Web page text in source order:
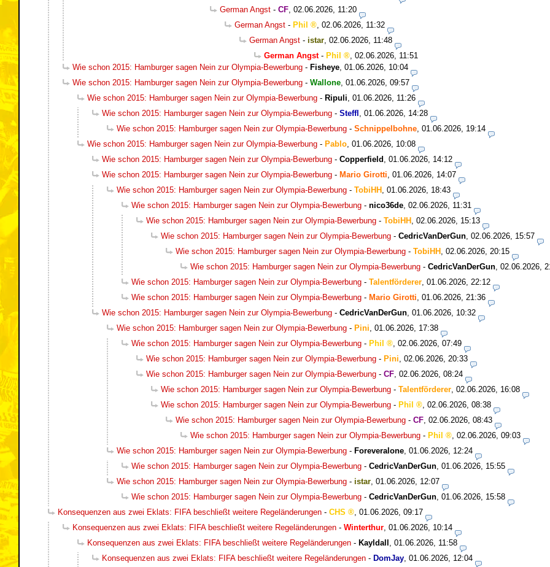
German Angst - CF, 02.06.2026, 11:20
German Angst - Phil , 02.06.2026, 11:32
German Angst - istar, 02.06.2026, 11:48
German Angst- Phil , 02.06.2026, 11:51
Wie schon 2015: Hamburger sagen Nein zur Olympia-Bewerbung - Fisheye, 01.06.2026, 10:04
Wie schon 2015: Hamburger sagen Nein zur Olympia-Bewerbung - Wallone, 01.06.2026, 09:57
Wie schon 2015: Hamburger sagen Nein zur Olympia-Bewerbung - Ripuli, 01.06.2026, 11:26
Wie schon 2015: Hamburger sagen Nein zur Olympia-Bewerbung - Steffl , 01.06.2026, 14:28
Wie schon 2015: Hamburger sagen Nein zur Olympia-Bewerbung - Schnippelbohne, 01.06.2026, 19:14
Wie schon 2015: Hamburger sagen Nein zur Olympia-Bewerbung - Pablo, 01.06.2026, 10:08
Wie schon 2015: Hamburger sagen Nein zur Olympia-Bewerbung - Copperfield , 01.06.2026, 14:12
Wie schon 2015: Hamburger sagen Nein zur Olympia-Bewerbung - Mario Girotti, 01.06.2026, 14:07
Wie schon 2015: Hamburger sagen Nein zur Olympia-Bewerbung - TobiHH , 01.06.2026, 18:43
Wie schon 2015: Hamburger sagen Nein zur Olympia-Bewerbung - nico36de, 02.06.2026, 11:31
Wie schon 2015: Hamburger sagen Nein zur Olympia-Bewerbung - TobiHH , 02.06.2026, 15:13
Wie schon 2015: Hamburger sagen Nein zur Olympia-Bewerbung - CedricVanDerGun, 02.06.2026, 15:57
Wie schon 2015: Hamburger sagen Nein zur Olympia-Bewerbung - TobiHH , 02.06.2026, 20:15
Wie schon 2015: Hamburger sagen Nein zur Olympia-Bewerbung - CedricVanDerGun, 02.06.2026,
Wie schon 2015: Hamburger sagen Nein zur Olympia-Bewerbung - Talentförderer, 01.06.2026, 22:12
Wie schon 2015: Hamburger sagen Nein zur Olympia-Bewerbung - Mario Girotti, 01.06.2026, 21:36
Wie schon 2015: Hamburger sagen Nein zur Olympia-Bewerbung - CedricVanDerGun, 01.06.2026, 10:32
Wie schon 2015: Hamburger sagen Nein zur Olympia-Bewerbung - Pini, 01.06.2026, 17:38
Wie schon 2015: Hamburger sagen Nein zur Olympia-Bewerbung - Phil , 02.06.2026, 07:49
Wie schon 2015: Hamburger sagen Nein zur Olympia-Bewerbung - Pini, 02.06.2026, 20:33
Wie schon 2015: Hamburger sagen Nein zur Olympia-Bewerbung - CF, 02.06.2026, 08:24
Wie schon 2015: Hamburger sagen Nein zur Olympia-Bewerbung - Talentförderer, 02.06.2026, 16:08
Wie schon 2015: Hamburger sagen Nein zur Olympia-Bewerbung - Phil , 02.06.2026, 08:38
Wie schon 2015: Hamburger sagen Nein zur Olympia-Bewerbung - CF, 02.06.2026, 08:43
Wie schon 2015: Hamburger sagen Nein zur Olympia-Bewerbung - Phil , 02.06.2026, 09:03
Wie schon 2015: Hamburger sagen Nein zur Olympia-Bewerbung - Foreveralone, 01.06.2026, 12:24
Wie schon 2015: Hamburger sagen Nein zur Olympia-Bewerbung - CedricVanDerGun, 01.06.2026, 15:55
Wie schon 2015: Hamburger sagen Nein zur Olympia-Bewerbung - istar, 01.06.2026, 12:07
Wie schon 2015: Hamburger sagen Nein zur Olympia-Bewerbung - CedricVanDerGun, 01.06.2026, 15:58
Konsequenzen aus zwei Eklats: FIFA beschließt weitere Regeländerungen - CHS , 01.06.2026, 09:17
Konsequenzen aus zwei Eklats: FIFA beschließt weitere Regeländerungen - Winterthur, 01.06.2026, 10:14
Konsequenzen aus zwei Eklats: FIFA beschließt weitere Regeländerungen - Kayldall , 01.06.2026, 11:58
Konsequenzen aus zwei Eklats: FIFA beschließt weitere Regeländerungen - DomJay, 01.06.2026, 12:04